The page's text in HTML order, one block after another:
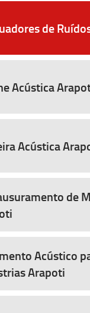
de
Acústica
Acústica
de
Acústico
Arapoti